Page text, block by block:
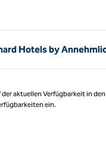
Hotels by
der aktuellen Verfügbarkeit in
ein.